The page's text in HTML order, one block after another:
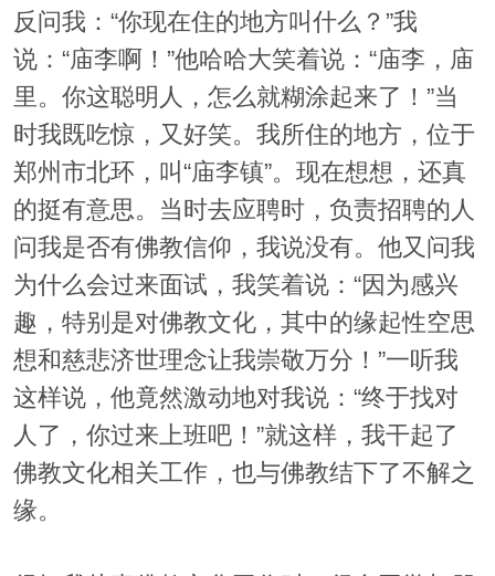
反问我：“你现在住的地方叫什么？”我
说：“庙李啊！”他哈哈大笑着说：“庙李，庙
里。你这聪明人，怎么就糊涂起来了！”当
时我既吃惊，又好笑。我所住的地方，位于
郑州市北环，叫“庙李镇”。现在想想，还真
的挺有意思。当时去应聘时，负责招聘的人
问我是否有佛教信仰，我说没有。他又问我
为什么会过来面试，我笑着说：“因为感兴
趣，特别是对佛教文化，其中的缘起性空思
想和慈悲济世理念让我崇敬万分！”一听我
这样说，他竟然激动地对我说：“终于找对
人了，你过来上班吧！”就这样，我干起了
佛教文化相关工作，也与佛教结下了不解之
缘。